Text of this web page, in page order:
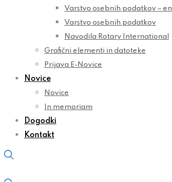
Varstvo osebnih podatkov – en
Varstvo osebnih podatkov
Navodila Rotary International
Grafični elementi in datoteke
Prijava E-Novice
Novice
Novice
In memoriam
Dogodki
Kontakt